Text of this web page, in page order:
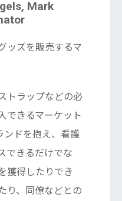
Mark
ッズを販売するマ
トラップなどの必
できるマーケット
ンドを抱え、看護
できるだけでな
獲得したりでき
り、同僚などとの